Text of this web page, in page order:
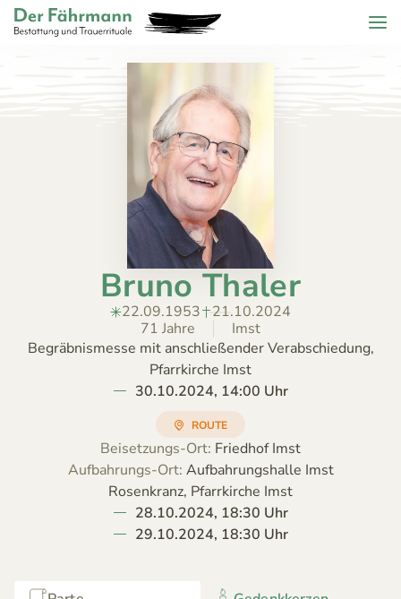
Zum Header springen (Control + Option
Zum Inhalt springen ( Control + Option
Zum Footer springen (Control + Option
zur Navigation springen (Control + Option
Barrierefreiheits-Widget öffnen (
Zur Barrierefreiheitserklaerung (Control + Option
Der Fährmann - Bestattung und Trauerrituale KG
TRAUERFÄLLE
Bestattungskalender
ANGEBOTBruno Thaler
22.09.1953
21.10.2024
71 Jahre
Imst
Begräbnismesse mit anschließender Verabschiedung,
Pfarrkirche Imst
30.10.2024, 14:00 Uhr
ROUTE
Beisetzungs-Ort: Friedhof Imst
Aufbahrungs-Ort: Aufbahrungshalle Imst
Rosenkranz, Pfarrkirche Imst
28.10.2024, 18:30 Uhr
29.10.2024, 18:30 Uhr